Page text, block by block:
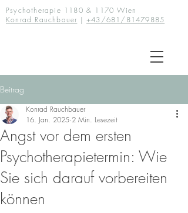
Psychotherapie 1180 & 1170 Wien
Konrad Rauchbauer |+43/681/81479885
Beitrag
Angst vor dem ersten
Psychotherapietermin: Wie
Sie sich darauf vorbereiten
können
Konrad Rauchbauer
16. Jan. 2025 2 Min. Lesezeit